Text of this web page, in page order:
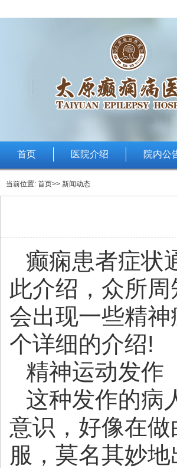
首页 医院介绍 院内公
当前位置: 首页>> 新闻动态
癫痫患者症状
此介绍，众所
会出现一些精
个详细的介绍!
精神运动发作
这种发作的病
意识，好像在
服，莫名其妙